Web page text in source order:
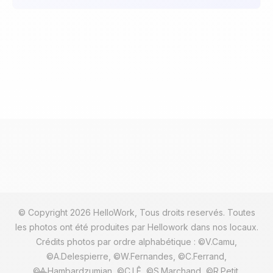
© Copyright 2026 HelloWork, Tous droits reservés. Toutes
les photos ont été produites par Hellowork dans nos locaux.
Crédits photos par ordre alphabétique : ©V.Camu,
©A.Delespierre, ©W.Fernandes, ©C.Ferrand,
©A.Hambardzumian, ©C.LÊ, ©S.Marchand, ©R.Petit,